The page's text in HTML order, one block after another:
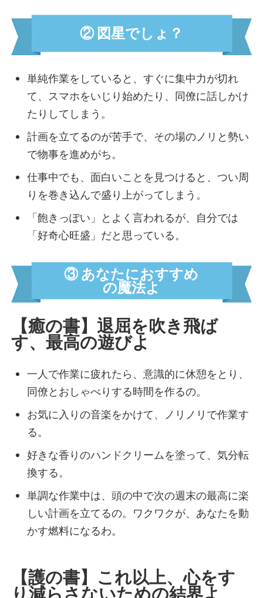
ありがと待ち界隈
こんにゃくメンタル界隈
トレンド界隈
短距離無双界隈
フッ軽界隈
コミュ力お化け界隈
おせっ界隈
いいひと界隈
左脳界隈
PDCA界隈
アイデア工場界隈
進化推し界隈
ストイック界隈
知的ピエロ界隈
常識キャンセル界隈
未完の天才界隈
自由の女神界隈
孤高のリーダー界隈
結果の鬼界隈
ツンデレ界隈
ソロ活界隈
自称ミスパーフェクト界隈
安全第一界隈
マニュアル絶対界隈
行動ファースト界隈
② 図星でしょ？
単純作業をしていると、すぐに集中力が切れ
て、スマホをいじり始めたり、同僚に話しかけ
たりしてしまう。
計画を立てるのが苦手で、その場のノリと勢い
で物事を進めがち。
仕事中でも、面白いことを見つけると、つい周
りを巻き込んで盛り上がってしまう。
「飽きっぽい」とよく言われるが、自分では
「好奇心旺盛」だと思っている。
③ あなたにおすすめ
の魔法よ
【癒の書】退屈を吹き飛ば
す、最高の遊びよ
一人で作業に疲れたら、意識的に休憩をとり、
同僚とおしゃべりする時間を作るの。
お気に入りの音楽をかけて、ノリノリで作業す
る。
好きな香りのハンドクリームを塗って、気分転
換する。
単調な作業中は、頭の中で次の週末の最高に楽
しい計画を立てるの。ワクワクが、あなたを動
かす燃料になるわ。
【護の書】これ以上、心をす
り減らさないための結界よ